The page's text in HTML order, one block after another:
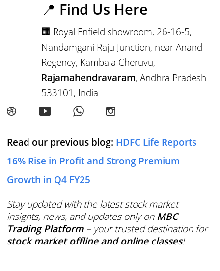
📍 Find Us Here
🏢 Royal Enfield showroom, 26-16-5,
Nandamgani Raju Junction, near Anand
Regency, Kambala Cheruvu,
Rajamahendravaram, Andhra Pradesh
533101, India
Read our previous blog: HDFC Life Reports
16% Rise in Profit and Strong Premium
Growth in Q4 FY25
Stay updated with the latest stock market
insights, news, and updates only on MBC
Trading Platform– your trusted destination for
stock market offline and online classes!